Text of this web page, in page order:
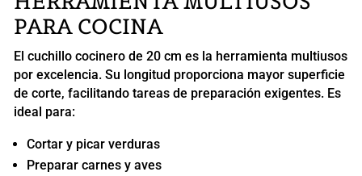
PARA COCINA
El cuchillo cocinero de 20 cm es la herramienta multiusos
por excelencia. Su longitud proporciona mayor superficie
de corte, facilitando tareas de preparación exigentes. Es
ideal para:
Cortar y picar verduras
Preparar carnes y aves